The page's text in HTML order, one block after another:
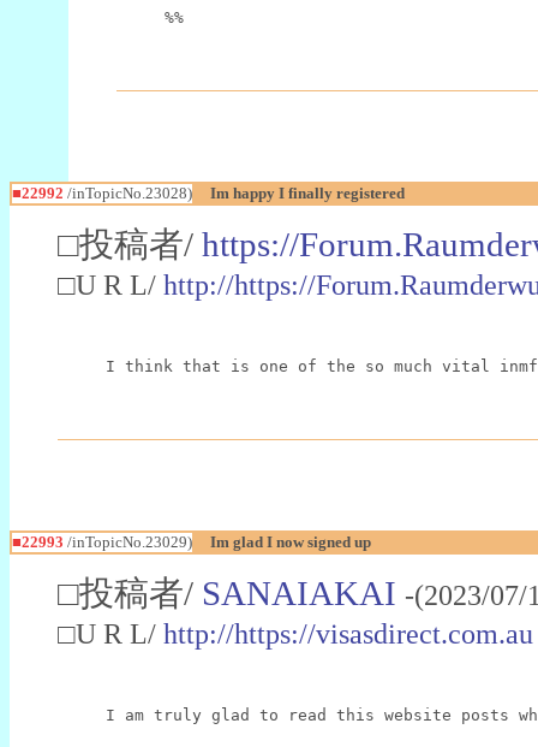
%%
■22992 /inTopicNo.23028) Im happy I finally registered
□投稿者/ https://
□U R L/ http://https://
I think that is one of the so much vital
■22993 /inTopicNo.23029) Im glad I now signed up
□投稿者/ SANAIAKAI -(2023/
□U R L/ http://https://visasdirect.com.au
I am truly glad to read this website posts